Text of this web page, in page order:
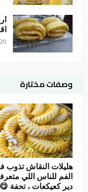
وصفات مختارة
هليلات النقاش تذوب
الفم للناس اللي
دير كعيكعات ، تحفة